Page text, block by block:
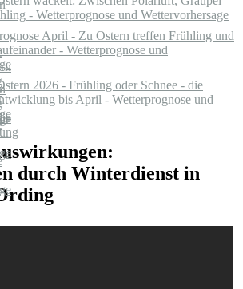
- Wetterprognose und Wettervorhersage
April - Zu Ostern treffen Frühling und
- Wetterprognose und
2026 - Frühling oder Schnee - die
bis April - Wetterprognose und
durch Winterdienst in